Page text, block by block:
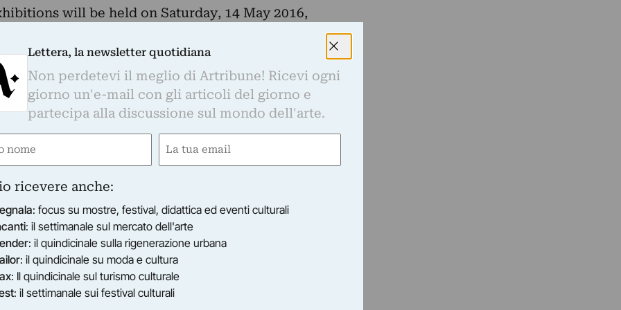
will be held on Saturday, 14 May 2016,
della Misericordia in Via Arena 9, in the
in un’istituzione italiana dedicata a
come un ibrido tra un fondale marino, un
e il dispiegamento di una vela nautica. Il
Giaconia È la pittura come macchina trita
decostruzione di una sala d’attesa, ora set
di un capitano e di altri impostori. Camera
visioni.
exhibition devoted to Oscar Giaconia by an
between a seabed, a cinematographic chroma
as a language-crushing machine is
GREEN ROOM is the deconstruction of a
some cases and in others the room for a
It is an air chamber and an incubator of other
Lettera, la newsletter quotidiana
Non perdetevi il meglio di Artribune! Ricevi ogni
giorno un'e-mail con gli articoli del giorno e
partecipa alla discussione sul mondo dell'arte.
Email
ricevere anche:
: focus su mostre, festival, didattica ed eventi culturali
: il settimanale sul mercato dell'arte
: il quindicinale sulla rigenerazione urbana
: il quindicinale su moda e cultura
: Il quindicinale sul turismo culturale
: il settimanale sui festival culturali